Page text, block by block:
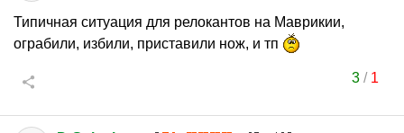
Типичная ситуация для релокантов на Маврикии,
ограбили, избили, приставили нож, и тп
3/ 1